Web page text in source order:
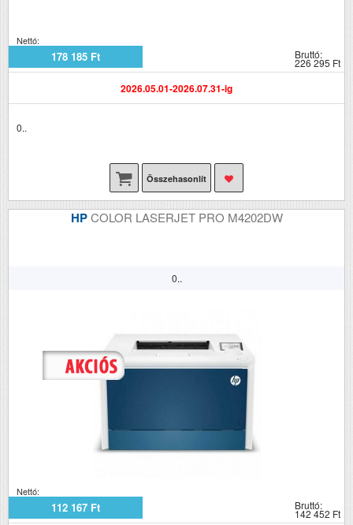
Nettó:
178 185 Ft Bruttó:
226 295 Ft
2026.05.01-2026.07.31-ig
0..
Összehasonlít
HPCOLOR LASERJET PRO M4202DW
0..
Nettó:
112 167 Ft Bruttó:
142 452 Ft